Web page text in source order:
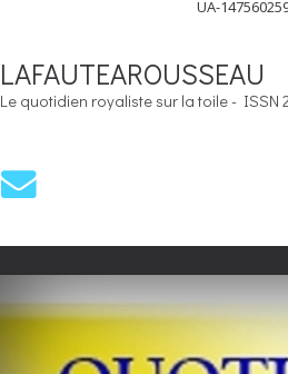
UA-
LAFAUTEAROUSSEAU
Le quotidien royaliste sur la toile - ISSN